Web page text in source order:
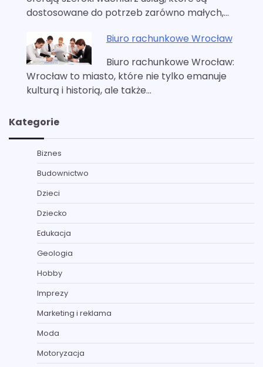
dostosowane do potrzeb zarówno małych,…
Biuro rachunkowe Wrocław
Biuro rachunkowe Wrocław:
Wrocław to miasto, które nie tylko emanuje
kulturą i historią, ale także…
Kategorie
Biznes
Budownictwo
Dzieci
Dziecko
Edukacja
Geologia
Hobby
Imprezy
Marketing i reklama
Moda
Motoryzacja